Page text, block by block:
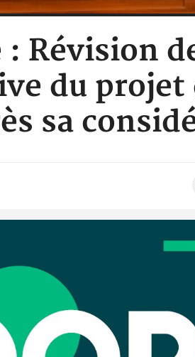
Révision
du projet
sa